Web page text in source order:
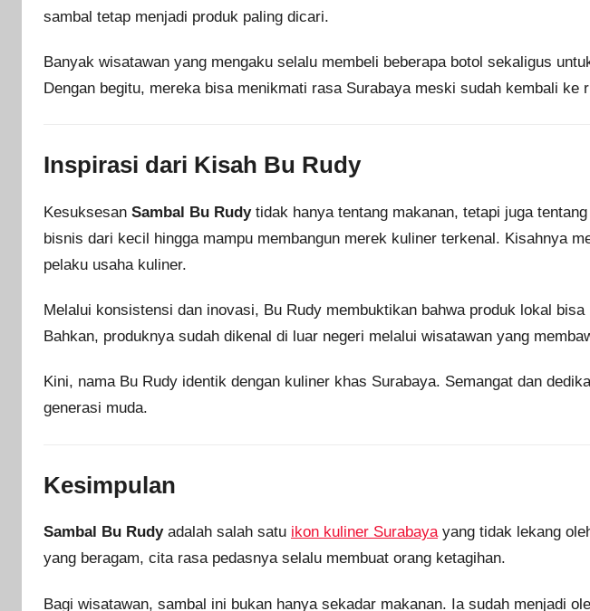
sambal tetap menjadi produk paling dicari.
Banyak wisatawan yang mengaku selalu membeli beberapa botol sekaligus
Dengan begitu, mereka bisa menikmati rasa Surabaya meski sudah kembali ke
Inspirasi dari Kisah Bu Rudy
Kesuksesan Sambal Bu Rudytidak hanya tentang makanan, tetapi juga
bisnis dari kecil hingga mampu membangun merek kuliner terkenal. Kisahnya
pelaku usaha kuliner.
Melalui konsistensi dan inovasi, Bu Rudy membuktikan bahwa produk lokal
Bahkan, produknya sudah dikenal di luar negeri melalui wisatawan yang
Kini, nama Bu Rudy identik dengan kuliner khas Surabaya. Semangat dan
generasi muda.
Kesimpulan
Sambal Bu Rudyadalah salah satu ikon kuliner Surabayayang tidak lekang
yang beragam, cita rasa pedasnya selalu membuat orang ketagihan.
Bagi wisatawan, sambal ini bukan hanya sekadar makanan. Ia sudah menjadi